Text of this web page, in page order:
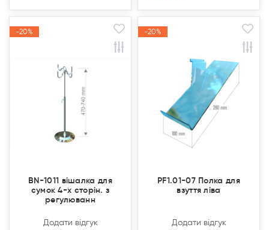
-20%
-20%
BN-1011 вішалка для
сумок 4-х сторін. з
регулюванн
Додати відгук
-20%
-20%
PF1.01-07 Полка для
взуття ліва
Додати відгук